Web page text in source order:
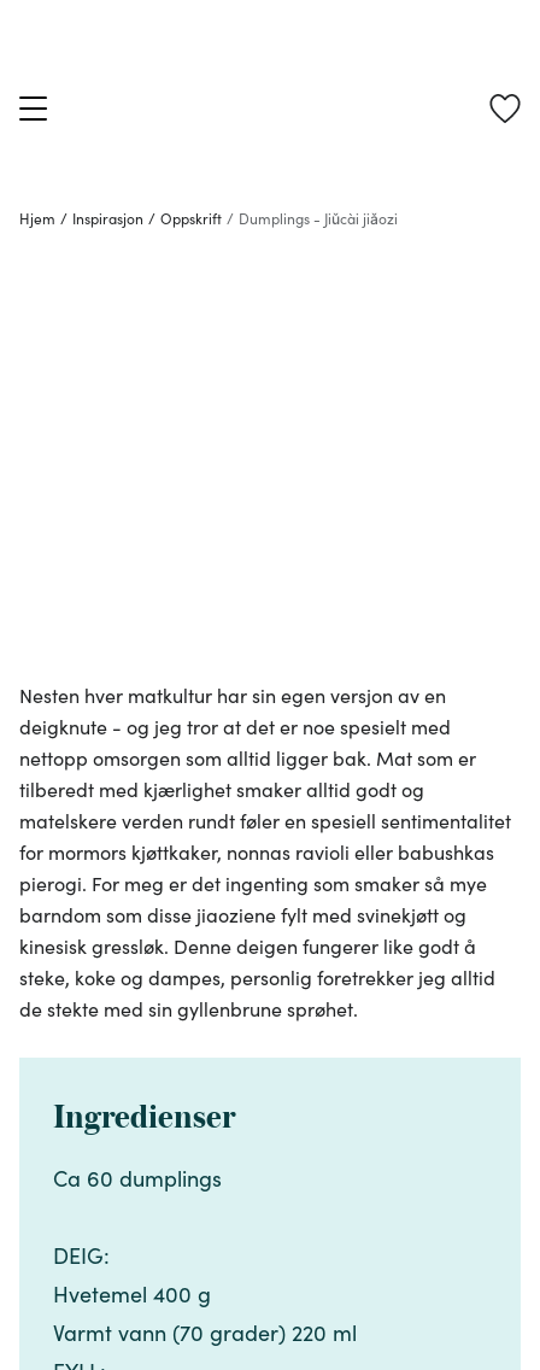
Hjem / Inspirasjon / Oppskrift / Dumplings - Jiǔcài jiǎozi
Nesten hver matkultur har sin egen versjon av en
deigknute - og jeg tror at det er noe spesielt med
nettopp omsorgen som alltid ligger bak. Mat som er
tilberedt med kjærlighet smaker alltid godt og
matelskere verden rundt føler en spesiell sentimentalitet
for mormors kjøttkaker, nonnas ravioli eller babushkas
pierogi. For meg er det ingenting som smaker så mye
barndom som disse jiaoziene fylt med svinekjøtt og
kinesisk gressløk. Denne deigen fungerer like godt å
steke, koke og dampes, personlig foretrekker jeg alltid
de stekte med sin gyllenbrune sprøhet.
Ingredienser
Ca 60 dumplings​​​​‌ ‍ ​‍​‍‌‍ ‌ ​‍‌‍‍‌‌‍‌ ‌‍‍‌‌‍ ‍​‍​‍​ ‍‍​‍​‍‌ ​ ‌‍​‌‌‍ ‍‌‍‍‌‌ ‌​‌ ‍‌​‍ ‍‌‍‍‌‌‍ ​‍​‍​‍ ​​‍​‍‌‍‍​‌ ​‍‌‍‌‌‌‍‌‍​‍​‍​ ‍‍​‍​‍‌‍‍​‌ ‌​‌ ‌​‌ ​​‌ ​ ​ ‍‍​‍ ​‍ ‌‍​ ‌‍ ‌‌ ​ ​‍ ‍‌‍​ ‌‍‌‌‌ ​‍‌ ‌‍‌‍‌‌‌ ​‍‌‍​‌​‍ ‍‌ ​ ‌‍‌‌​‍ ‌ ​​‌ ​‍‌‍ ‌‍‌​‌ ‌‌‌‍​ ‌ ‌​‌‍‍‌‌‍ ‌‍ ‍​‍ ‌‍‍‌‌‍ ‍‌ ‌​‌‍‌‌‌‍ ‍‌ ‌​​‍ ‌‍‌‌‌‍‌​‌‍‍‌‌ ‌​​‍ ‌‍ ‌‌‍ ‌‍‌​‌‍‌‌​ ‌‌ ​​‌ ​‍‌‍‌‌‌ ​ ‌‍‌‌‌‍ ‍‌ ‌​‌‍​‌‌ ‌​‌‍‍‌‌‍ ‌‍ ‍​ ‍ ‌‍‍‌‌‍‌​​ ‌‌‍​‌​ ‍​​ ​‌​ ​ ​ ​‍‌‍‌‍‌‍​‍​ ‌ ​‍ ‌‌‍​‌​ ‍‌‌‍‌​‌‍‌‌​‍ ‌​ ‌​​ ‌‍​ ‍‌​ ​‌​‍ ‌​ ‍​‌‍​‍‌‍‌​‌‍​‍​‍ ‌​ ​​‌‍​ ‌‍‌​​ ‌‌​ ​‍‌‍‌‍​ ‍​​ ‌‍​ ​‍‌‍‌​​ ‍‌‌‍​‍​ ‍ ‌ ‌​‌ ‍‌‌ ​​‌‍‌‌​ ‌‌ ​​‌‍​‌‌‍‌ ‌‍‌‌​ ‍ ‌ ​​‌‍​‌‌ ‌​‌‍‍​​ ‌‌‍​‍‌‍ ​‌‍ ‌‍​ ‌‍‍ ‌ ​ ​‍‌‌​ ‌‌‌​​‍‌‌ ‌‍‍ ‌‍‌‌‌ ‍‌​‍‌‌​ ​ ‌​‌​​‍‌‌​ ​ ‌​‌​​‍‌‌​ ​‍​ ​‍‌‍‌‍​ ‍‌​ ‌‍​ ​​​ ‌ ‌‍​‍​ ‍​‌‍‌‍​ ‌‌‌‍​ ‌‍​ ‌‍‌‌​‍‌‌​ ​‍​ ​‍​‍‌‌​ ‌‌‌​‌​​‍ ‍‌‍​ ‌‍ ‌‍ ​‌ ‌‌‌‍ ‌‌‍ ‍‌ ​ ​‍‌‌​ ‌‌‌​​‍‌‌ ‌‍‍ ‌‍‌‌‌ ‍‌​‍‌‌​ ​ ‌​‌​​‍‌‌​ ​ ‌​‌​​‍‌‌​ ​‍​ ​‍‌‍‌​​ ‌ ‌‍‌​​ ‌​‌‍​ ​ ​‍​ ‌‌​ ‌​​ ​‌​ ‌ ​ ‌ ​ ‌‍​‍‌‌​ ​‍​ ​‍​‍‌‌​ ‌‌‌​‌​​‍ ‍‌‍‍‌‌ ‌​‌‍‌‌‌‍ ‌‌ ​ ​‍‌‌​ ‌‌‌​​‍​ ​​​‍‌‌​ ‌‌‌​‌​​ ‌‍​‍‌‍​‌‌ ​ ‌‍‌‌‌‌‌‌‌ ​‍‌‍ ​​ ‌‌‍‍​‌ ‌​‌ ‌​‌ ​​‌ ​ ​‍‌‌​ ​ ‌​​‌​‍‌‌​ ​‍‌​‌‍​‍‌‌​ ​‍‌​‌‍‌‍​ ‌‍ ‌‌ ​ ​‍ ‍‌‍​ ‌‍‌‌‌ ​‍‌ ‌‍‌‍‌‌‌ ​‍‌‍​‌​‍ ‍‌ ​ ‌‍‌‌​‍‌‍‌‍‍‌‌‍‌​​ ‌‌‍​‌​ ‍​​ ​‌​ ​ ​ ​‍‌‍‌‍‌‍​‍​ ‌ ​‍ ‌‌‍​‌​ ‍‌‌‍‌​‌‍‌‌​‍ ‌​ ‌​​ ‌‍​ ‍‌​ ​‌​‍ ‌​ ‍​‌‍​‍‌‍‌​‌‍​‍​‍ ‌​ ​​‌‍​ ‌‍‌​​ ‌‌​ ​‍‌‍‌‍​ ‍​​ ‌‍​ ​‍‌‍‌​​ ‍‌‌‍​‍​‍‌‍‌ ‌​‌ ‍‌‌ ​​‌‍‌‌​ ‌‌ ​​‌‍​‌‌‍‌ ‌‍‌‌​‍‌‍‌ ​​‌‍​‌‌ ‌​‌‍‍​​ ‌‌‍​‍‌‍ ​‌‍ ‌‍​ ‌‍‍ ‌ ​ ​‍‌‌​ ‌‌‌​​‍‌‌ ‌‍‍ ‌‍‌‌‌ ‍‌​‍‌‌​ ​ ‌​‌​​‍‌‌​ ​ ‌​‌​​‍‌‌​ ​‍​ ​‍‌‍‌‍​ ‍‌​ ‌‍​ ​​​ ‌ ‌‍​‍​ ‍​‌‍‌‍​ ‌‌‌‍​ ‌‍​ ‌‍‌‌​‍‌‌​ ​‍​ ​‍​‍‌‌​ ‌‌‌​‌​​‍ ‍‌‍​ ‌‍ ‌‍ ​‌ ‌‌‌‍ ‌‌‍ ‍‌ ​ ​‍‌‌​ ‌‌‌​​‍‌‌ ‌‍‍ ‌‍‌‌‌ ‍‌​‍‌‌​ ​ ‌​‌​​‍‌‌​ ​ ‌​‌​​‍‌‌​ ​‍​ ​‍‌‍‌​​ ‌ ‌‍‌​​ ‌​‌‍​ ​ ​‍​ ‌‌​ ‌​​ ​‌​ ‌ ​ ‌ ​ ‌‍​‍‌‌​ ​‍​ ​‍​‍‌‌​ ‌‌‌​‌​​‍ ‍‌‍‍‌‌ ‌​‌‍‌‌‌‍ ‌‌ ​ ​‍‌‌​ ‌‌‌​​‍​ ​​​‍‌‌​ ‌‌‌​‌​​‍‌‍‌ ‌ ‌‍ ‌ ​‍‌‍‍ ‌ ​ ‌ ​​‌‍​‌‌‍​ ‌‍‌‌​ ‌‌ ​​‌ ​‍‌‍ ‌‍‌​‌ ‌‌‌‍​ ‌ ‌​‌‍‍‌‌‍ ‌‍ ‍​‍‌‍‌ ​​‌‍‌‌‌ ​‍‌ ​ ‌ ​​‌‍‌‌‌‍​ ‌ ‌​‌‍‍‌‌ ‌‍‌‍‌‌​ ‌‌ ​​‌ ‌‌‌‍​‍‌‍ ​‌‍‍‌‌ ​ ‌‍‍​‌‍‌‌‌‍‌​​‍​‍‌ ‌
DEIG:​​​​‌ ‍ ​‍​‍‌‍ ‌ ​‍‌‍‍‌‌‍‌ ‌‍‍‌‌‍ ‍​‍​‍​ ‍‍​‍​‍‌ ​ ‌‍​‌‌‍ ‍‌‍‍‌‌ ‌​‌ ‍‌​‍ ‍‌‍‍‌‌‍ ​‍​‍​‍ ​​‍​‍‌‍‍​‌ ​‍‌‍‌‌‌‍‌‍​‍​‍​ ‍‍​‍​‍‌‍‍​‌ ‌​‌ ‌​‌ ​​‌ ​ ​ ‍‍​‍ ​‍ ‌‍​ ‌‍ ‌‌ ​ ​‍ ‍‌‍​ ‌‍‌‌‌ ​‍‌ ‌‍‌‍‌‌‌ ​‍‌‍​‌​‍ ‍‌ ​ ‌‍‌‌​‍ ‌ ​​‌ ​‍‌‍ ‌‍‌​‌ ‌‌‌‍​ ‌ ‌​‌‍‍‌‌‍ ‌‍ ‍​‍ ‌‍‍‌‌‍ ‍‌ ‌​‌‍‌‌‌‍ ‍‌ ‌​​‍ ‌‍‌‌‌‍‌​‌‍‍‌‌ ‌​​‍ ‌‍ ‌‌‍ ‌‍‌​‌‍‌‌​ ‌‌ ​​‌ ​‍‌‍‌‌‌ ​ ‌‍‌‌‌‍ ‍‌ ‌​‌‍​‌‌ ‌​‌‍‍‌‌‍ ‌‍ ‍​ ‍ ‌‍‍‌‌‍‌​​ ‌‌‍​‌​ ‍​​ ​‌​ ​ ​ ​‍‌‍‌‍‌‍​‍​ ‌ ​‍ ‌‌‍​‌​ ‍‌‌‍‌​‌‍‌‌​‍ ‌​ ‌​​ ‌‍​ ‍‌​ ​‌​‍ ‌​ ‍​‌‍​‍‌‍‌​‌‍​‍​‍ ‌​ ​​‌‍​ ‌‍‌​​ ‌‌​ ​‍‌‍‌‍​ ‍​​ ‌‍​ ​‍‌‍‌​​ ‍‌‌‍​‍​ ‍ ‌ ‌​‌ ‍‌‌ ​​‌‍‌‌​ ‌‌ ​​‌‍​‌‌‍‌ ‌‍‌‌​ ‍ ‌ ​​‌‍​‌‌ ‌​‌‍‍​​ ‌‌‍​‍‌‍ ​‌‍ ‌‍​ ‌‍‍ ‌ ​ ​‍‌‌​ ‌‌‌​​‍‌‌ ‌‍‍ ‌‍‌‌‌ ‍‌​‍‌‌​ ​ ‌​‌​​‍‌‌​ ​ ‌​‌​​‍‌‌​ ​‍​ ​‍‌‍‌‍​ ‍‌​ ‌‍​ ​​​ ‌ ‌‍​‍​ ‍​‌‍‌‍​ ‌‌‌‍​ ‌‍​ ‌‍‌‌​‍‌‌​ ​‍​ ​‍​‍‌‌​ ‌‌‌​‌​​‍ ‍‌‍​ ‌‍ ‌‍ ​‌ ‌‌‌‍ ‌‌‍ ‍‌ ​ ​‍‌‌​ ‌‌‌​​‍‌‌ ‌‍‍ ‌‍‌‌‌ ‍‌​‍‌‌​ ​ ‌​‌​​‍‌‌​ ​ ‌​‌​​‍‌‌​ ​‍​ ​‍‌‍‌​​ ‌ ‌‍‌​​ ‌​‌‍​ ​ ​‍​ ‌‌​ ‌​​ ​‌​ ‌ ​ ‌ ​ ‌‍​‍‌‌​ ​‍​ ​‍​‍‌‌​ ‌‌‌​‌​​‍ ‍‌‍‍‌‌ ‌​‌‍‌‌‌‍ ‌‌ ​ ​‍‌‌​ ‌‌‌​​‍​ ​‍​‍‌‌​ ‌‌‌​‌​​ ‌‍​‍‌‍​‌‌ ​ ‌‍‌‌‌‌‌‌‌ ​‍‌‍ ​​ ‌‌‍‍​‌ ‌​‌ ‌​‌ ​​‌ ​ ​‍‌‌​ ​ ‌​​‌​‍‌‌​ ​‍‌​‌‍​‍‌‌​ ​‍‌​‌‍‌‍​ ‌‍ ‌‌ ​ ​‍ ‍‌‍​ ‌‍‌‌‌ ​‍‌ ‌‍‌‍‌‌‌ ​‍‌‍​‌​‍ ‍‌ ​ ‌‍‌‌​‍‌‍‌‍‍‌‌‍‌​​ ‌‌‍​‌​ ‍​​ ​‌​ ​ ​ ​‍‌‍‌‍‌‍​‍​ ‌ ​‍ ‌‌‍​‌​ ‍‌‌‍‌​‌‍‌‌​‍ ‌​ ‌​​ ‌‍​ ‍‌​ ​‌​‍ ‌​ ‍​‌‍​‍‌‍‌​‌‍​‍​‍ ‌​ ​​‌‍​ ‌‍‌​​ ‌‌​ ​‍‌‍‌‍​ ‍​​ ‌‍​ ​‍‌‍‌​​ ‍‌‌‍​‍​‍‌‍‌ ‌​‌ ‍‌‌ ​​‌‍‌‌​ ‌‌ ​​‌‍​‌‌‍‌ ‌‍‌‌​‍‌‍‌ ​​‌‍​‌‌ ‌​‌‍‍​​ ‌‌‍​‍‌‍ ​‌‍ ‌‍​ ‌‍‍ ‌ ​ ​‍‌‌​ ‌‌‌​​‍‌‌ ‌‍‍ ‌‍‌‌‌ ‍‌​‍‌‌​ ​ ‌​‌​​‍‌‌​ ​ ‌​‌​​‍‌‌​ ​‍​ ​‍‌‍‌‍​ ‍‌​ ‌‍​ ​​​ ‌ ‌‍​‍​ ‍​‌‍‌‍​ ‌‌‌‍​ ‌‍​ ‌‍‌‌​‍‌‌​ ​‍​ ​‍​‍‌‌​ ‌‌‌​‌​​‍ ‍‌‍​ ‌‍ ‌‍ ​‌ ‌‌‌‍ ‌‌‍ ‍‌ ​ ​‍‌‌​ ‌‌‌​​‍‌‌ ‌‍‍ ‌‍‌‌‌ ‍‌​‍‌‌​ ​ ‌​‌​​‍‌‌​ ​ ‌​‌​​‍‌‌​ ​‍​ ​‍‌‍‌​​ ‌ ‌‍‌​​ ‌​‌‍​ ​ ​‍​ ‌‌​ ‌​​ ​‌​ ‌ ​ ‌ ​ ‌‍​‍‌‌​ ​‍​ ​‍​‍‌‌​ ‌‌‌​‌​​‍ ‍‌‍‍‌‌ ‌​‌‍‌‌‌‍ ‌‌ ​ ​‍‌‌​ ‌‌‌​​‍​ ​‍​‍‌‌​ ‌‌‌​‌​​‍‌‍‌ ‌ ‌‍ ‌ ​‍‌‍‍ ‌ ​ ‌ ​​‌‍​‌‌‍​ ‌‍‌‌​ ‌‌ ​​‌ ​‍‌‍ ‌‍‌​‌ ‌‌‌‍​ ‌ ‌​‌‍‍‌‌‍ ‌‍ ‍​‍‌‍‌ ​​‌‍‌‌‌ ​‍‌ ​ ‌ ​​‌‍‌‌‌‍​ ‌ ‌​‌‍‍‌‌ ‌‍‌‍‌‌​ ‌‌ ​​‌ ‌‌‌‍​‍‌‍ ​‌‍‍‌‌ ​ ‌‍‍​‌‍‌‌‌‍‌​​‍​‍‌ ‌
Hvetemel 400 g​​​​‌ ‍ ​‍​‍‌‍ ‌ ​‍‌‍‍‌‌‍‌ ‌‍‍‌‌‍ ‍​‍​‍​ ‍‍​‍​‍‌ ​ ‌‍​‌‌‍ ‍‌‍‍‌‌ ‌​‌ ‍‌​‍ ‍‌‍‍‌‌‍ ​‍​‍​‍ ​​‍​‍‌‍‍​‌ ​‍‌‍‌‌‌‍‌‍​‍​‍​ ‍‍​‍​‍‌‍‍​‌ ‌​‌ ‌​‌ ​​‌ ​ ​ ‍‍​‍ ​‍ ‌‍​ ‌‍ ‌‌ ​ ​‍ ‍‌‍​ ‌‍‌‌‌ ​‍‌ ‌‍‌‍‌‌‌ ​‍‌‍​‌​‍ ‍‌ ​ ‌‍‌‌​‍ ‌ ​​‌ ​‍‌‍ ‌‍‌​‌ ‌‌‌‍​ ‌ ‌​‌‍‍‌‌‍ ‌‍ ‍​‍ ‌‍‍‌‌‍ ‍‌ ‌​‌‍‌‌‌‍ ‍‌ ‌​​‍ ‌‍‌‌‌‍‌​‌‍‍‌‌ ‌​​‍ ‌‍ ‌‌‍ ‌‍‌​‌‍‌‌​ ‌‌ ​​‌ ​‍‌‍‌‌‌ ​ ‌‍‌‌‌‍ ‍‌ ‌​‌‍​‌‌ ‌​‌‍‍‌‌‍ ‌‍ ‍​ ‍ ‌‍‍‌‌‍‌​​ ‌‌‍​‌​ ‍​​ ​‌​ ​ ​ ​‍‌‍‌‍‌‍​‍​ ‌ ​‍ ‌‌‍​‌​ ‍‌‌‍‌​‌‍‌‌​‍ ‌​ ‌​​ ‌‍​ ‍‌​ ​‌​‍ ‌​ ‍​‌‍​‍‌‍‌​‌‍​‍​‍ ‌​ ​​‌‍​ ‌‍‌​​ ‌‌​ ​‍‌‍‌‍​ ‍​​ ‌‍​ ​‍‌‍‌​​ ‍‌‌‍​‍​ ‍ ‌ ‌​‌ ‍‌‌ ​​‌‍‌‌​ ‌‌ ​​‌‍​‌‌‍‌ ‌‍‌‌​ ‍ ‌ ​​‌‍​‌‌ ‌​‌‍‍​​ ‌‌‍​‍‌‍ ​‌‍ ‌‍​ ‌‍‍ ‌ ​ ​‍‌‌​ ‌‌‌​​‍‌‌ ‌‍‍ ‌‍‌‌‌ ‍‌​‍‌‌​ ​ ‌​‌​​‍‌‌​ ​ ‌​‌​​‍‌‌​ ​‍​ ​‍‌‍‌‍​ ‍‌​ ‌‍​ ​​​ ‌ ‌‍​‍​ ‍​‌‍‌‍​ ‌‌‌‍​ ‌‍​ ‌‍‌‌​‍‌‌​ ​‍​ ​‍​‍‌‌​ ‌‌‌​‌​​‍ ‍‌‍​ ‌‍ ‌‍ ​‌ ‌‌‌‍ ‌‌‍ ‍‌ ​ ​‍‌‌​ ‌‌‌​​‍‌‌ ‌‍‍ ‌‍‌‌‌ ‍‌​‍‌‌​ ​ ‌​‌​​‍‌‌​ ​ ‌​‌​​‍‌‌​ ​‍​ ​‍‌‍‌​​ ‌ ‌‍‌​​ ‌​‌‍​ ​ ​‍​ ‌‌​ ‌​​ ​‌​ ‌ ​ ‌ ​ ‌‍​‍‌‌​ ​‍​ ​‍​‍‌‌​ ‌‌‌​‌​​‍ ‍‌‍‍‌‌ ‌​‌‍‌‌‌‍ ‌‌ ​ ​‍‌‌​ ‌‌‌​​‍​ ​ ​‍‌‌​ ‌‌‌​‌​​ ‌‍​‍‌‍​‌‌ ​ ‌‍‌‌‌‌‌‌‌ ​‍‌‍ ​​ ‌‌‍‍​‌ ‌​‌ ‌​‌ ​​‌ ​ ​‍‌‌​ ​ ‌​​‌​‍‌‌​ ​‍‌​‌‍​‍‌‌​ ​‍‌​‌‍‌‍​ ‌‍ ‌‌ ​ ​‍ ‍‌‍​ ‌‍‌‌‌ ​‍‌ ‌‍‌‍‌‌‌ ​‍‌‍​‌​‍ ‍‌ ​ ‌‍‌‌​‍‌‍‌‍‍‌‌‍‌​​ ‌‌‍​‌​ ‍​​ ​‌​ ​ ​ ​‍‌‍‌‍‌‍​‍​ ‌ ​‍ ‌‌‍​‌​ ‍‌‌‍‌​‌‍‌‌​‍ ‌​ ‌​​ ‌‍​ ‍‌​ ​‌​‍ ‌​ ‍​‌‍​‍‌‍‌​‌‍​‍​‍ ‌​ ​​‌‍​ ‌‍‌​​ ‌‌​ ​‍‌‍‌‍​ ‍​​ ‌‍​ ​‍‌‍‌​​ ‍‌‌‍​‍​‍‌‍‌ ‌​‌ ‍‌‌ ​​‌‍‌‌​ ‌‌ ​​‌‍​‌‌‍‌ ‌‍‌‌​‍‌‍‌ ​​‌‍​‌‌ ‌​‌‍‍​​ ‌‌‍​‍‌‍ ​‌‍ ‌‍​ ‌‍‍ ‌ ​ ​‍‌‌​ ‌‌‌​​‍‌‌ ‌‍‍ ‌‍‌‌‌ ‍‌​‍‌‌​ ​ ‌​‌​​‍‌‌​ ​ ‌​‌​​‍‌‌​ ​‍​ ​‍‌‍‌‍​ ‍‌​ ‌‍​ ​​​ ‌ ‌‍​‍​ ‍​‌‍‌‍​ ‌‌‌‍​ ‌‍​ ‌‍‌‌​‍‌‌​ ​‍​ ​‍​‍‌‌​ ‌‌‌​‌​​‍ ‍‌‍​ ‌‍ ‌‍ ​‌ ‌‌‌‍ ‌‌‍ ‍‌ ​ ​‍‌‌​ ‌‌‌​​‍‌‌ ‌‍‍ ‌‍‌‌‌ ‍‌​‍‌‌​ ​ ‌​‌​​‍‌‌​ ​ ‌​‌​​‍‌‌​ ​‍​ ​‍‌‍‌​​ ‌ ‌‍‌​​ ‌​‌‍​ ​ ​‍​ ‌‌​ ‌​​ ​‌​ ‌ ​ ‌ ​ ‌‍​‍‌‌​ ​‍​ ​‍​‍‌‌​ ‌‌‌​‌​​‍ ‍‌‍‍‌‌ ‌​‌‍‌‌‌‍ ‌‌ ​ ​‍‌‌​ ‌‌‌​​‍​ ​ ​‍‌‌​ ‌‌‌​‌​​‍‌‍‌ ‌ ‌‍ ‌ ​‍‌‍‍ ‌ ​ ‌ ​​‌‍​‌‌‍​ ‌‍‌‌​ ‌‌ ​​‌ ​‍‌‍ ‌‍‌​‌ ‌‌‌‍​ ‌ ‌​‌‍‍‌‌‍ ‌‍ ‍​‍‌‍‌ ​​‌‍‌‌‌ ​‍‌ ​ ‌ ​​‌‍‌‌‌‍​ ‌ ‌​‌‍‍‌‌ ‌‍‌‍‌‌​ ‌‌ ​​‌ ‌‌‌‍​‍‌‍ ​‌‍‍‌‌ ​ ‌‍‍​‌‍‌‌‌‍‌​​‍​‍‌ ‌
Varmt vann (70 grader) 220 ml​​​​‌ ‍ ​‍​‍‌‍ ‌ ​‍‌‍‍‌‌‍‌ ‌‍‍‌‌‍ ‍​‍​‍​ ‍‍​‍​‍‌ ​ ‌‍​‌‌‍ ‍‌‍‍‌‌ ‌​‌ ‍‌​‍ ‍‌‍‍‌‌‍ ​‍​‍​‍ ​​‍​‍‌‍‍​‌ ​‍‌‍‌‌‌‍‌‍​‍​‍​ ‍‍​‍​‍‌‍‍​‌ ‌​‌ ‌​‌ ​​‌ ​ ​ ‍‍​‍ ​‍ ‌‍​ ‌‍ ‌‌ ​ ​‍ ‍‌‍​ ‌‍‌‌‌ ​‍‌ ‌‍‌‍‌‌‌ ​‍‌‍​‌​‍ ‍‌ ​ ‌‍‌‌​‍ ‌ ​​‌ ​‍‌‍ ‌‍‌​‌ ‌‌‌‍​ ‌ ‌​‌‍‍‌‌‍ ‌‍ ‍​‍ ‌‍‍‌‌‍ ‍‌ ‌​‌‍‌‌‌‍ ‍‌ ‌​​‍ ‌‍‌‌‌‍‌​‌‍‍‌‌ ‌​​‍ ‌‍ ‌‌‍ ‌‍‌​‌‍‌‌​ ‌‌ ​​‌ ​‍‌‍‌‌‌ ​ ‌‍‌‌‌‍ ‍‌ ‌​‌‍​‌‌ ‌​‌‍‍‌‌‍ ‌‍ ‍​ ‍ ‌‍‍‌‌‍‌​​ ‌‌‍​‌​ ‍​​ ​‌​ ​ ​ ​‍‌‍‌‍‌‍​‍​ ‌ ​‍ ‌‌‍​‌​ ‍‌‌‍‌​‌‍‌‌​‍ ‌​ ‌​​ ‌‍​ ‍‌​ ​‌​‍ ‌​ ‍​‌‍​‍‌‍‌​‌‍​‍​‍ ‌​ ​​‌‍​ ‌‍‌​​ ‌‌​ ​‍‌‍‌‍​ ‍​​ ‌‍​ ​‍‌‍‌​​ ‍‌‌‍​‍​ ‍ ‌ ‌​‌ ‍‌‌ ​​‌‍‌‌​ ‌‌ ​​‌‍​‌‌‍‌ ‌‍‌‌​ ‍ ‌ ​​‌‍​‌‌ ‌​‌‍‍​​ ‌‌‍​‍‌‍ ​‌‍ ‌‍​ ‌‍‍ ‌ ​ ​‍‌‌​ ‌‌‌​​‍‌‌ ‌‍‍ ‌‍‌‌‌ ‍‌​‍‌‌​ ​ ‌​‌​​‍‌‌​ ​ ‌​‌​​‍‌‌​ ​‍​ ​‍‌‍‌‍​ ‍‌​ ‌‍​ ​​​ ‌ ‌‍​‍​ ‍​‌‍‌‍​ ‌‌‌‍​ ‌‍​ ‌‍‌‌​‍‌‌​ ​‍​ ​‍​‍‌‌​ ‌‌‌​‌​​‍ ‍‌‍​ ‌‍ ‌‍ ​‌ ‌‌‌‍ ‌‌‍ ‍‌ ​ ​‍‌‌​ ‌‌‌​​‍‌‌ ‌‍‍ ‌‍‌‌‌ ‍‌​‍‌‌​ ​ ‌​‌​​‍‌‌​ ​ ‌​‌​​‍‌‌​ ​‍​ ​‍‌‍‌​​ ‌ ‌‍‌​​ ‌​‌‍​ ​ ​‍​ ‌‌​ ‌​​ ​‌​ ‌ ​ ‌ ​ ‌‍​‍‌‌​ ​‍​ ​‍​‍‌‌​ ‌‌‌​‌​​‍ ‍‌‍‍‌‌ ‌​‌‍‌‌‌‍ ‌‌ ​ ​‍‌‌​ ‌‌‌​​‍​ ‌​​‍‌‌​ ‌‌‌​‌​​ ‌‍​‍‌‍​‌‌ ​ ‌‍‌‌‌‌‌‌‌ ​‍‌‍ ​​ ‌‌‍‍​‌ ‌​‌ ‌​‌ ​​‌ ​ ​‍‌‌​ ​ ‌​​‌​‍‌‌​ ​‍‌​‌‍​‍‌‌​ ​‍‌​‌‍‌‍​ ‌‍ ‌‌ ​ ​‍ ‍‌‍​ ‌‍‌‌‌ ​‍‌ ‌‍‌‍‌‌‌ ​‍‌‍​‌​‍ ‍‌ ​ ‌‍‌‌​‍‌‍‌‍‍‌‌‍‌​​ ‌‌‍​‌​ ‍​​ ​‌​ ​ ​ ​‍‌‍‌‍‌‍​‍​ ‌ ​‍ ‌‌‍​‌​ ‍‌‌‍‌​‌‍‌‌​‍ ‌​ ‌​​ ‌‍​ ‍‌​ ​‌​‍ ‌​ ‍​‌‍​‍‌‍‌​‌‍​‍​‍ ‌​ ​​‌‍​ ‌‍‌​​ ‌‌​ ​‍‌‍‌‍​ ‍​​ ‌‍​ ​‍‌‍‌​​ ‍‌‌‍​‍​‍‌‍‌ ‌​‌ ‍‌‌ ​​‌‍‌‌​ ‌‌ ​​‌‍​‌‌‍‌ ‌‍‌‌​‍‌‍‌ ​​‌‍​‌‌ ‌​‌‍‍​​ ‌‌‍​‍‌‍ ​‌‍ ‌‍​ ‌‍‍ ‌ ​ ​‍‌‌​ ‌‌‌​​‍‌‌ ‌‍‍ ‌‍‌‌‌ ‍‌​‍‌‌​ ​ ‌​‌​​‍‌‌​ ​ ‌​‌​​‍‌‌​ ​‍​ ​‍‌‍‌‍​ ‍‌​ ‌‍​ ​​​ ‌ ‌‍​‍​ ‍​‌‍‌‍​ ‌‌‌‍​ ‌‍​ ‌‍‌‌​‍‌‌​ ​‍​ ​‍​‍‌‌​ ‌‌‌​‌​​‍ ‍‌‍​ ‌‍ ‌‍ ​‌ ‌‌‌‍ ‌‌‍ ‍‌ ​ ​‍‌‌​ ‌‌‌​​‍‌‌ ‌‍‍ ‌‍‌‌‌ ‍‌​‍‌‌​ ​ ‌​‌​​‍‌‌​ ​ ‌​‌​​‍‌‌​ ​‍​ ​‍‌‍‌​​ ‌ ‌‍‌​​ ‌​‌‍​ ​ ​‍​ ‌‌​ ‌​​ ​‌​ ‌ ​ ‌ ​ ‌‍​‍‌‌​ ​‍​ ​‍​‍‌‌​ ‌‌‌​‌​​‍ ‍‌‍‍‌‌ ‌​‌‍‌‌‌‍ ‌‌ ​ ​‍‌‌​ ‌‌‌​​‍​ ‌​​‍‌‌​ ‌‌‌​‌​​‍‌‍‌ ‌ ‌‍ ‌ ​‍‌‍‍ ‌ ​ ‌ ​​‌‍​‌‌‍​ ‌‍‌‌​ ‌‌ ​​‌ ​‍‌‍ ‌‍‌​‌ ‌‌‌‍​ ‌ ‌​‌‍‍‌‌‍ ‌‍ ‍​‍‌‍‌ ​​‌‍‌‌‌ ​‍‌ ​ ‌ ​​‌‍‌‌‌‍​ ‌ ‌​‌‍‍‌‌ ‌‍‌‍‌‌​ ‌‌ ​​‌ ‌‌‌‍​‍‌‍ ​‌‍‍‌‌ ​ ‌‍‍​‌‍‌‌‌‍‌​​‍​‍‌ ‌